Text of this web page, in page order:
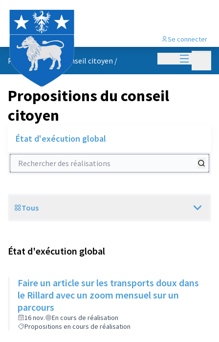
Menu
Se connecter
Propositions du conseil citoyen /
Propositions du conseil
citoyen
État d'exécution global
Rechercher des réalisations
Scope
Tous
État d'exécution global
Faire un article sur les transports doux dans
le Rillard avec un zoom mensuel sur un
parcours
16 nov.
En cours de réalisation
Propositions en cours de réalisation